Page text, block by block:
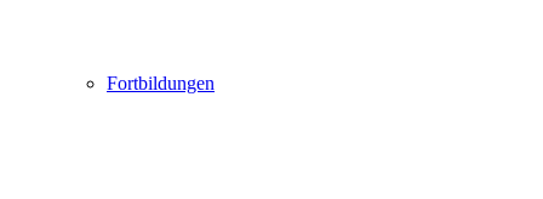
Fortbildungen